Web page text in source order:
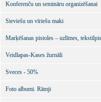
Konferenču un semināru organizēšanai
Sieviešu un vīriešu maki
Marķēšanas pistoles – uzlīmes,
Veidlapas-Kases žurnāli
Sveces - 50%
Foto albumi. Rāmji